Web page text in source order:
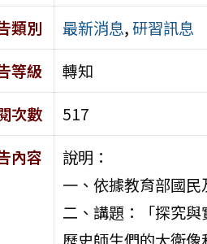
類別
最新消息,研習訊息
等級
轉知
次數
517
內容
說明：
一、依據教育部國
二、講題：「探究